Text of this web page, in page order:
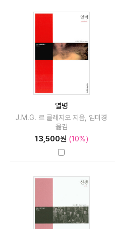
열병
J.M.G. 르 클레지오 지음, 임미경
옮김
13,500원 (10%)